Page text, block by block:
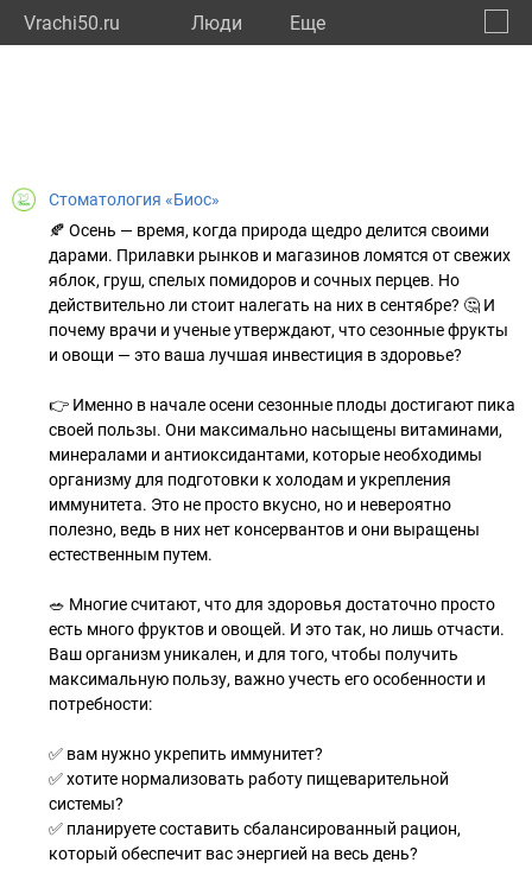
Vrachi50.ru Люди Eще
Стоматология «Биос»
🍂 Осень — время, когда природа щедро делится своими
дарами. Прилавки рынков и магазинов ломятся от свежих
яблок, груш, спелых помидоров и сочных перцев. Но
действительно ли стоит налегать на них в сентябре? 🤔 И
почему врачи и ученые утверждают, что сезонные фрукты
и овощи — это ваша лучшая инвестиция в здоровье?
👉 Именно в начале осени сезонные плоды достигают пика
своей пользы. Они максимально насыщены витаминами,
минералами и антиоксидантами, которые необходимы
организму для подготовки к холодам и укрепления
иммунитета. Это не просто вкусно, но и невероятно
полезно, ведь в них нет консервантов и они выращены
естественным путем.
🥗 Многие считают, что для здоровья достаточно просто
есть много фруктов и овощей. И это так, но лишь отчасти.
Ваш организм уникален, и для того, чтобы получить
максимальную пользу, важно учесть его особенности и
потребности:
✅ вам нужно укрепить иммунитет?
✅ хотите нормализовать работу пищеварительной
системы?
✅ планируете составить сбалансированный рацион,
который обеспечит вас энергией на весь день?